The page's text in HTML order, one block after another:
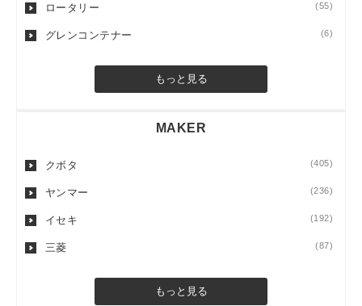
ロータリー (55)
グレンコンテナー (6)
もっと見る
MAKER
クボタ (405)
ヤンマー (236)
イセキ (192)
三菱 (87)
もっと見る